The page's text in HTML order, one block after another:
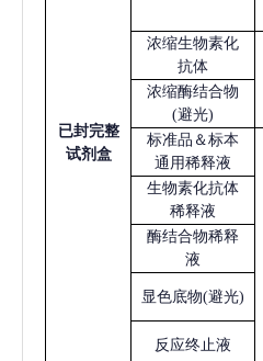
已封完整
试剂盒
浓缩生物素化
抗体
浓缩酶结合物
(避光)
标准品＆标本
通用稀释液
生物素化抗体
稀释液
酶结合物稀释
液
显色底物(避光)
反应终止液